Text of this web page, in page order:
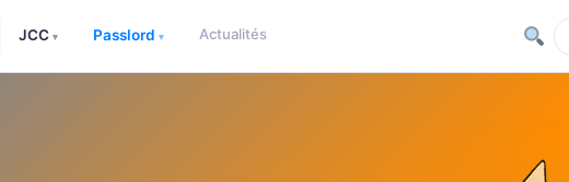
JCC ▾ Passlord ▾ Actualités